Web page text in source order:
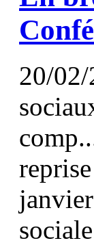
20/02/